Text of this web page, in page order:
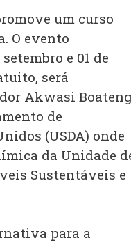
um curso
O evento
e 01 de
será
Akwasi
de
(USDA) onde
da Unidade
Sustentáveis e
para a